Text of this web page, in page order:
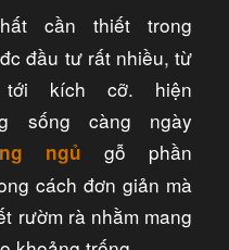
cần thiết trong
đầu tư rất nhiều, từ
kích cỡ. hiện
sống càng ngày
ngủgỗ phần
cách đơn giản mà
rườm rà nhằm mang